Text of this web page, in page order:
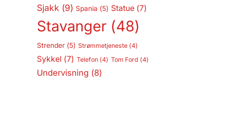
Sjakk (9) Spania (5) Statue(7)
Stavanger(48)
Strender(5) Strømmetjeneste(4)
Sykkel (7) Telefon(4) Tom Ford (4)
Undervisning (8)